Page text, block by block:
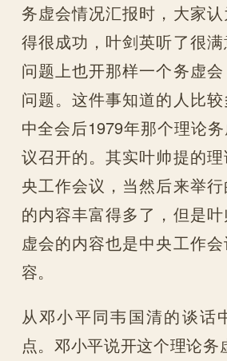
务虚会情况汇报时，大家
得很成功，叶剑英听了很
问题上也开那样一个务虚
问题。这件事知道的人比
中全会后1979年那个理论
议召开的。其实叶帅提的
央工作会议，当然后来举
的内容丰富得多了，但是
虚会的内容也是中央工作
容。
从邓小平同韦国清的谈话
点。邓小平说开这个理论务